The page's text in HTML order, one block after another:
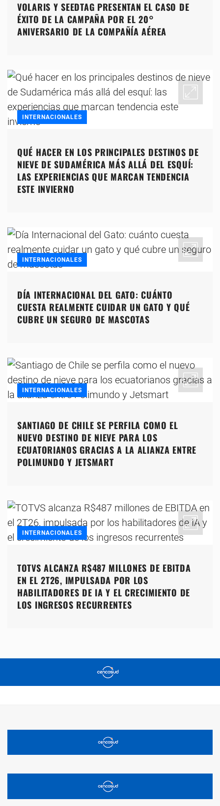
VOLARIS Y SEEDTAG PRESENTAN EL CASO DE
ÉXITO DE LA CAMPAÑA POR EL 20°
ANIVERSARIO DE LA COMPAÑÍA AÉREA
INTERNACIONALES
QUÉ HACER EN LOS PRINCIPALES DESTINOS DE
NIEVE DE SUDAMÉRICA MÁS ALLÁ DEL ESQUÍ:
LAS EXPERIENCIAS QUE MARCAN TENDENCIA
ESTE INVIERNO
INTERNACIONALES
DÍA INTERNACIONAL DEL GATO: CUÁNTO
CUESTA REALMENTE CUIDAR UN GATO Y QUÉ
CUBRE UN SEGURO DE MASCOTAS
INTERNACIONALES
SANTIAGO DE CHILE SE PERFILA COMO EL
NUEVO DESTINO DE NIEVE PARA LOS
ECUATORIANOS GRACIAS A LA ALIANZA ENTRE
POLIMUNDO Y JETSMART
INTERNACIONALES
TOTVS ALCANZA R$487 MILLONES DE EBITDA
EN EL 2T26, IMPULSADA POR LOS
HABILITADORES DE IA Y EL CRECIMIENTO DE
LOS INGRESOS RECURRENTES